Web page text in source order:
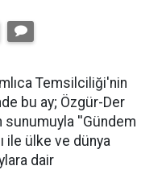
Temsilciliği'nin
bu ay; Özgür-Der
sunumuyla ''Gündem
ile ülke ve dünya
dair